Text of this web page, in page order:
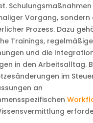
Vorgang, sondern
Prozess. Dazu
Trainings, regelmäßige
und die
in den Arbeitsalltag.
im
an